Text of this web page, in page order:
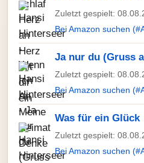
Zuletzt gespielt:
Bei Amazon suchen
Ja nur du (Gruss
Zuletzt gespielt:
Bei Amazon suchen
Was für ein Glück
Zuletzt gespielt:
Bei Amazon suchen